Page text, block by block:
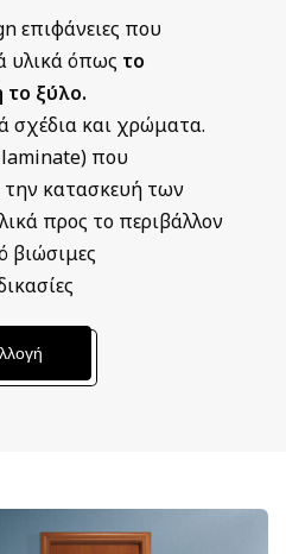
επιφάνειες που
υλικά όπως το
το ξύλο.
σχέδια και χρώματα.
laminate) που
την κατασκευή των
προς το περιβάλλον
βιώσιμες